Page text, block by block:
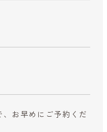
お早めにご予約くだ